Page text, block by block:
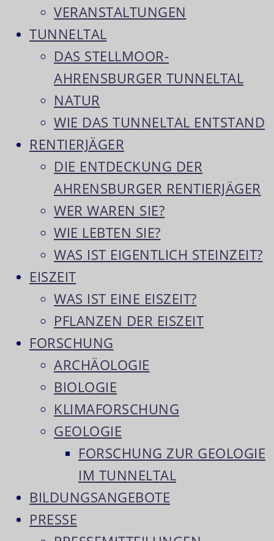
VERANSTALTUNGEN
TUNNELTAL
DAS STELLMOOR-
AHRENSBURGER TUNNELTAL
NATUR
WIE DAS TUNNELTAL ENTSTAND
RENTIERJÄGER
DIE ENTDECKUNG DER
AHRENSBURGER RENTIERJÄGER
WER WAREN SIE?
WIE LEBTEN SIE?
WAS IST EIGENTLICH STEINZEIT?
EISZEIT
WAS IST EINE EISZEIT?
PFLANZEN DER EISZEIT
FORSCHUNG
ARCHÄOLOGIE
BIOLOGIE
KLIMAFORSCHUNG
GEOLOGIE
FORSCHUNG ZUR GEOLOGIE
IM TUNNELTAL
BILDUNGSANGEBOTE
PRESSE